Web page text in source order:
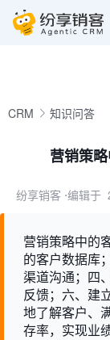
CRM 知识问答
营销策
纷享销客 ⋅编辑于
营销策略中的
的客户数据库
渠道沟通；四
反馈；六、建
地了解客户、
存率，实现业